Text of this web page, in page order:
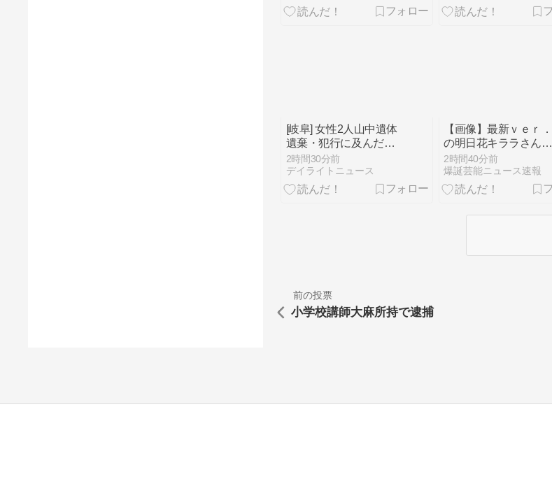
ね？？？？？？
[岐阜] 女性2人山中遺体
遺棄・犯行に及んだ内
縁の夫との共謀が裁判
の焦点！
2時間30分前
デイライトニュース
【画像】最新ｖｅｒ．
の明日花キララさん、
凄いことになってるｗ
ｗｗ
2時間40分前
爆誕芸能ニュース速報
前の投票
小学校講師大麻所持で逮捕